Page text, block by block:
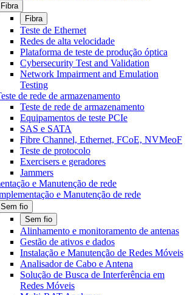
Fibra
Fibra
Teste de Ethernet
Redes de alta velocidade
Plataforma de teste de produção óptica
Cybersecurity Test and Validation
Network Impairment and Emulation
Testing
de rede de armazenamento
Teste de rede de armazenamento
Equipamentos de teste PCIe
SAS e SATA
Fibre Channel, Ethernet, FCoE, NVMeoF
Teste de protocolo
Exercisers e geradores
Jammers
e Manutenção de rede
e Manutenção de rede
Sem fio
Sem fio
Alinhamento e monitoramento de antenas
Gestão de ativos e dados
Instalação e Manutenção de Redes Móveis
Analisador de Cabo e Antena
Solução de Busca de Interferência em
Redes Móveis